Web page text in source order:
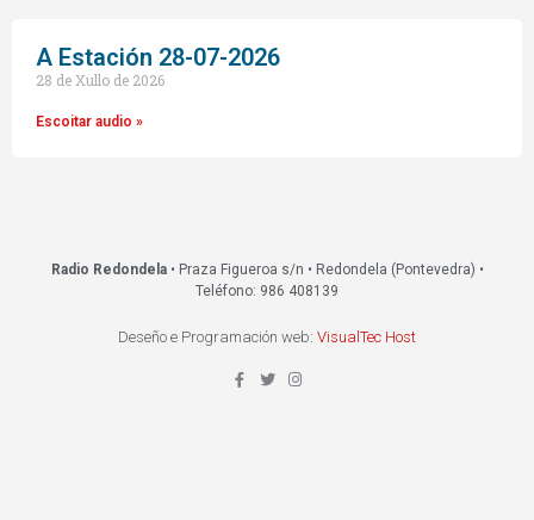
A Estación 28-07-2026
28 de Xullo de 2026
Escoitar audio »
Radio Redondela• Praza Figueroa s/n • Redondela (Pontevedra) •
Teléfono: 986 408139
Deseño e Programación web: VisualTec Host